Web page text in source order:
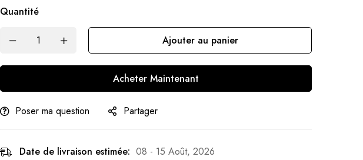
Quantité
Ajouter au panier
Acheter Maintenant
Poser ma question Partager
Date de livraison estimée: 08 - 15 Août, 2026